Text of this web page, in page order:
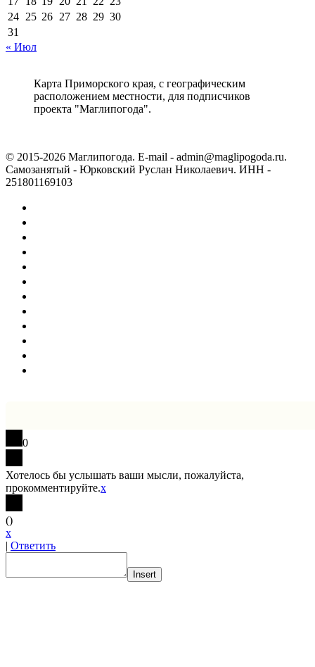
24 25 26 27 28 29 30
31
« Июл
Карта Приморского края, с географическим
расположением местности, для подписчиков
проекта "Маглипогода".
© 2015-2026 Маглипогода. E-mail - admin@maglipogoda.ru.
Самозанятый - Юрковский Руслан Николаевич. ИНН -
251801169103
0
Хотелось бы услышать ваши мысли, пожалуйста,
прокомментируйте.x
()
x
| Ответить
Insert